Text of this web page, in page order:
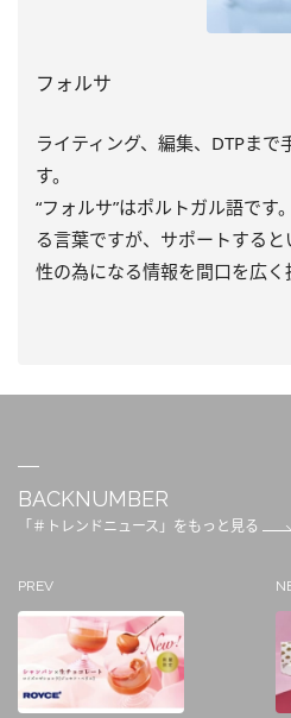
フォルサ
ライティング、編集、DTPまで
す。
“フォルサ”はポルトガル語です
る言葉ですが、サポートする
性の為になる情報を間口を広く
BACKNUMBER
「＃トレンドニュース」をもっと見る
PREV